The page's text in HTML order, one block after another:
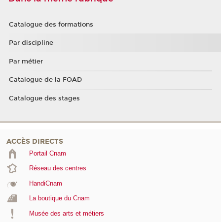
Catalogue des formations
Par discipline
Par métier
Catalogue de la FOAD
Catalogue des stages
ACCÈS DIRECTS
Portail Cnam
Réseau des centres
HandiCnam
La boutique du Cnam
Musée des arts et métiers